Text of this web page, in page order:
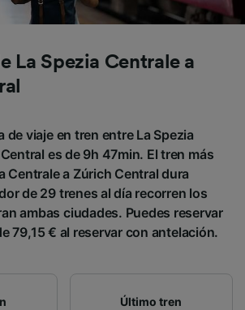
La Spezia Centrale a
de viaje en tren entre La Spezia
es de 9h 47min. El tren más
Centrale a Zúrich Central dura
de 29 trenes al día recorren los
ambas ciudades. Puedes reservar
79,15 € al reservar con antelación.
Último tren